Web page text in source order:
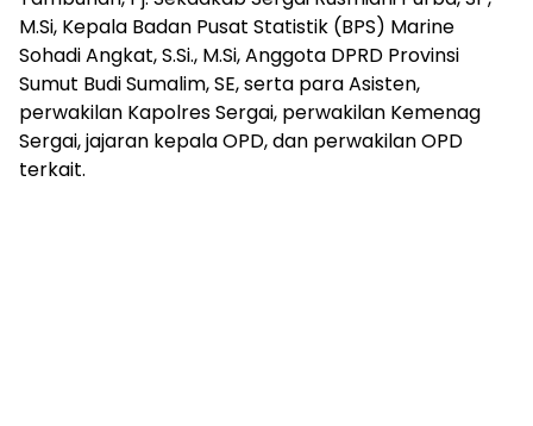
M.Si, Kepala Badan Pusat Statistik (BPS) Marine
Sohadi Angkat, S.Si., M.Si, Anggota DPRD Provinsi
Sumut Budi Sumalim, SE, serta para Asisten,
perwakilan Kapolres Sergai, perwakilan Kemenag
Sergai, jajaran kepala OPD, dan perwakilan OPD
terkait.